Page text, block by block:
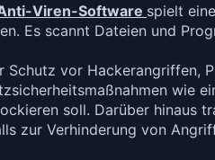
Viren-Software spielt
Es scannt Dateien und
vor Hackerangriffen,
wie
soll. Darüber hinaus
zur Verhinderung von